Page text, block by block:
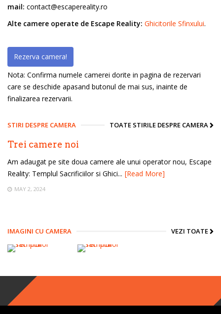
mail: contact@escapereality.ro
Alte camere operate de Escape Reality: Ghicitorile Sfinxului.
Rezerva camera!
Nota: Confirma numele camerei dorite in pagina de rezervari
care se deschide apasand butonul de mai sus, inainte de
finalizarea rezervarii.
STIRI DESPRE CAMERA TOATE STIRILE DESPRE CAMERA
Trei camere noi
Am adaugat pe site doua camere ale unui operator nou, Escape
Reality: Templul Sacrificiilor si Ghici... [Read More]
MAY 2, 2024
IMAGINI CU CAMERA VEZI TOATE